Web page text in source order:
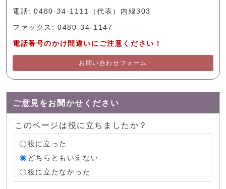
電話: 0480-34-1111（代表）内線303
ファックス: 0480-34-1147
電話番号のかけ間違いにご注意ください！
お問い合わせフォーム
ご意見をお聞かせください
このページは役に立ちましたか？
役に立った
どちらともいえない
役に立たなかった